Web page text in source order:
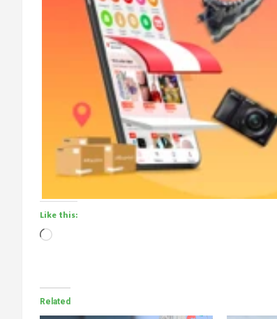
Like this:
Loading…
Related